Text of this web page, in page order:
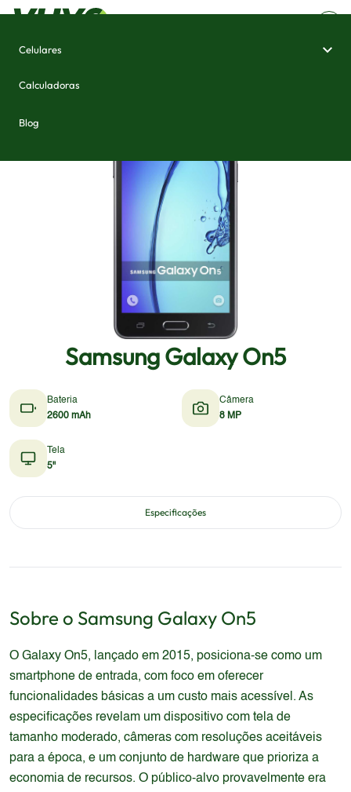
Celulares
Calculadoras
Blog
Samsung Galaxy On5
Bateria
2600 mAh
Câmera
8 MP
Tela
5"
Especificações
Sobre o Samsung Galaxy On5
O Galaxy On5, lançado em 2015, posiciona-se como um
smartphone de entrada, com foco em oferecer
funcionalidades básicas a um custo mais acessível. As
especificações revelam um dispositivo com tela de
tamanho moderado, câmeras com resoluções aceitáveis
para a época, e um conjunto de hardware que prioriza a
economia de recursos. O público-alvo provavelmente era